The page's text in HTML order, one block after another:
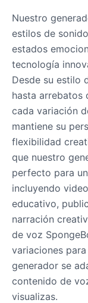
Nuestro
estilos de
estados
tecnología
Desde su estilo
hasta arrebatos
cada variación
mantiene su
flexibilidad
que nuestro
perfecto para
incluyendo
educativo,
narración
de voz
variaciones
generador se
contenido de
visualizas.